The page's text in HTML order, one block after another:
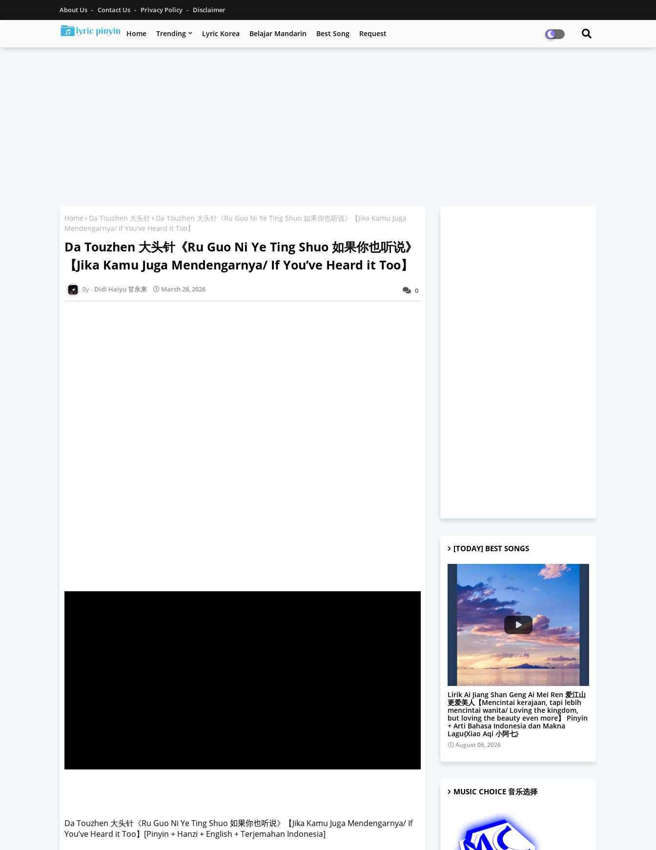
About Us Contact Us Privacy Policy Disclaimer
Home Trending Lyric Korea Belajar Mandarin Best Song Request
Home Da Touzhen 大头针
Da Touzhen 大头针《Ru Guo Ni Ye Ting Shuo 如果你也听说》【Jika Kamu Juga
Mendengarnya/ If You’ve Heard it Too】
Da Touzhen 大头针《Ru Guo Ni Ye Ting Shuo 如果你也听说》
【Jika Kamu Juga Mendengarnya/ If You’ve Heard it Too】
0
Didi Haiyu 甘永来 March 28, 2026
Da Touzhen 大头针《Ru Guo Ni Ye Ting Shuo 如果你也听说》【Jika Kamu Juga Mendengarnya/ If
You’ve Heard it Too】[Pinyin + Hanzi + English + Terjemahan Indonesia]
[TODAY] BEST SONGS
Xiao Aqi 小阿七
Lirik Ai Jiang Shan Geng Ai Mei Ren 爱江山
更爱美人【Mencintai kerajaan, tapi lebih
mencintai wanita/ Loving the kingdom,
but loving the beauty even more】 Pinyin
+ Arti Bahasa Indonesia dan Makna
Lagu{Xiao Aqi 小阿七}
August 06, 2026
MUSIC CHOICE 音乐选择